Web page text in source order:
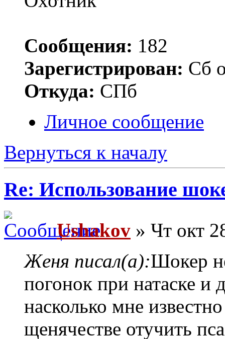
Сообщения: 182
Зарегистрирован: Сб
Откуда: СПб
Личное сообщение
Вернуться к началу
Re: Использование
Ushakov » Чт окт
Женя писал(а):Шокер
погонок при натаске и
насколько мне
щенячестве отучить